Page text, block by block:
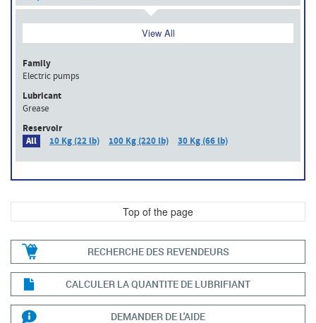
View All
Family
Electric pumps
Lubricant
Grease
Reservoir
All
10 Kg (22 lb) 100 Kg (220 lb) 30 Kg (66 lb)
Top of the page
RECHERCHE DES REVENDEURS
CALCULER LA QUANTITE DE LUBRIFIANT
DEMANDER DE L'AIDE